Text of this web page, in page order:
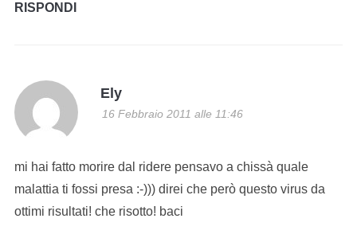
RISPONDI
Ely
16 Febbraio 2011 alle 11:46
mi hai fatto morire dal ridere pensavo a chissà quale
malattia ti fossi presa :-))) direi che però questo virus da
ottimi risultati! che risotto! baci